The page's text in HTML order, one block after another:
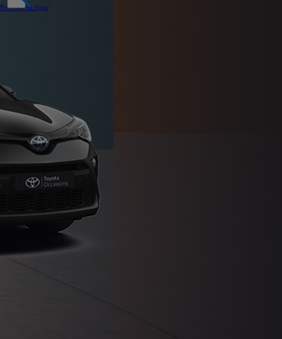
Réservez en ligne